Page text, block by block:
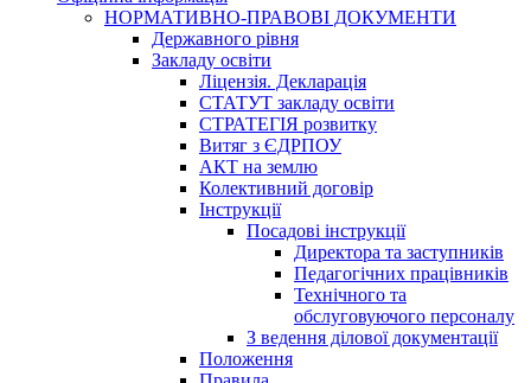
НОРМАТИВНО-ПРАВОВІ ДОКУМЕНТИ
Державного рівня
Закладу освіти
Ліцензія. Декларація
СТАТУТ закладу освіти
СТРАТЕГІЯ розвитку
Витяг з ЄДРПОУ
АКТ на землю
Колективний договір
Інструкції
Посадові інструкції
Директора та заступників
Педагогічних працівників
Технічного та
обслуговуючого персоналу
З ведення ділової документації
Положення